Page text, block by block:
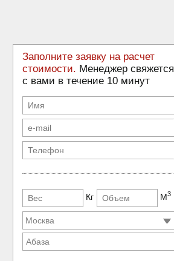
Заполните заявку на расчет
стоимости. Менеджер свяжется
с вами в течение 10 минут
Кг М3
Абаза